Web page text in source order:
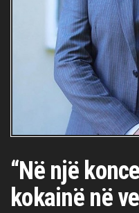
“Në një
kokainë në